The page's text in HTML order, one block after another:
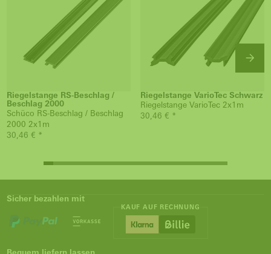
Riegelstange RS-Beschlag /
Beschlag 2000
Schüco RS-Beschlag / Beschlag
2000 2x1m
30,46 € *
Riegelstange VarioTec Schwarz
Riegelstange VarioTec 2x1m
30,46 € *
Sicher bezahlen mit
KAUF AUF RECHNUNG